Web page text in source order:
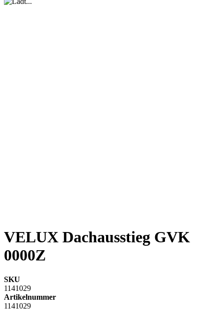
VELUX Dachausstieg GVK
0000Z
SKU
1141029
Artikelnummer
1141029